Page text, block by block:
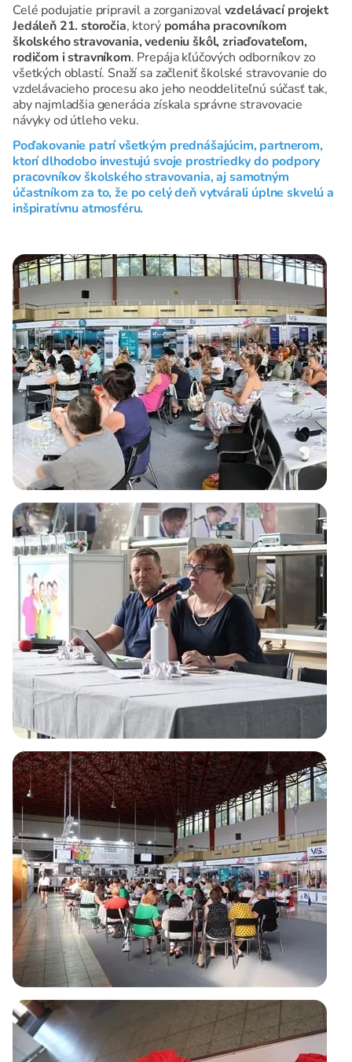
Celé podujatie pripravil a zorganizovalvzdelávací projekt
Jedáleň 21. storočia, ktorý pomáha pracovníkom
školského stravovania, vedeniu škôl, zriaďovateľom,
rodičom i stravníkom. Prepája kľúčových odborníkov zo
všetkých oblastí. Snaží sa začleniť školské stravovanie do
vzdelávacieho procesu ako jeho neoddeliteľnú súčasť tak,
aby najmladšia generácia získala správne stravovacie
návyky od útleho veku.
Poďakovanie patrí všetkým prednášajúcim, partnerom,
ktorí dlhodobo investujú svoje prostriedky do podpory
pracovníkov školského stravovania, aj samotným
účastníkom za to, že po celý deň vytvárali úplne skvelú a
inšpiratívnu atmosféru.